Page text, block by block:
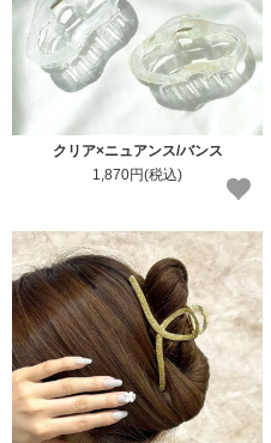
クリア×ニュアンス/バンス
1,870円(税込)